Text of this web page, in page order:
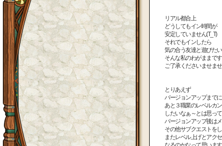
リアル都合上
どうしてもイン時間が
安定していません(T_T)
それでもインしたら
気の合う友達と遊びたい
そんな私のわがままで
ご了承くださいませませ
とりあえず
バージョンアップまでに
あと３職業のレベルカ
したいなぁ～とは思っ
バージョンアップ後は
その他サブクエストを
またレベル上げとアク